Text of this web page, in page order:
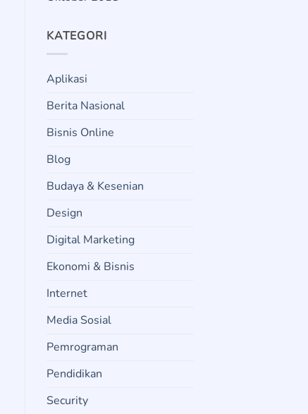
KATEGORI
Aplikasi
Berita Nasional
Bisnis Online
Blog
Budaya & Kesenian
Design
Digital Marketing
Ekonomi & Bisnis
Internet
Media Sosial
Pemrograman
Pendidikan
Security